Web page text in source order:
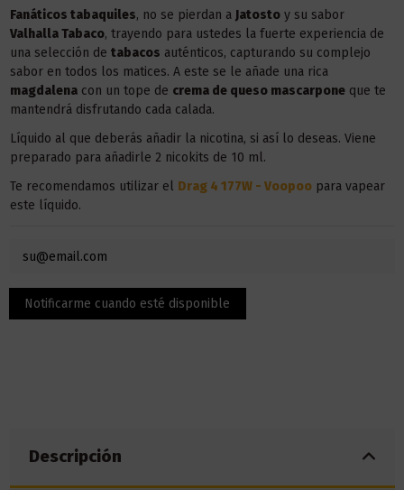
Fanáticos tabaquiles, no se pierdan a Jatostoy su sabor
Valhalla Tabaco, trayendo para ustedes la fuerte experiencia de
una selección de tabacos auténticos, capturando su complejo
sabor en todos los matices. A este se le añade una rica
magdalenacon un tope de crema de queso mascarponeque te
mantendrá disfrutando cada calada.
Líquido al que deberás añadir la nicotina, si así lo deseas. Viene
preparado para añadirle 2 nicokits de 10 ml.
Te recomendamos utilizar el Drag 4 177W - Voopoopara vapear
este líquido.
Descripción